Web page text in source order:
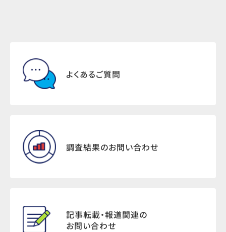
よくあるご質問
調査結果のお問い合わせ
記事転載・報道関連の
お問い合わせ